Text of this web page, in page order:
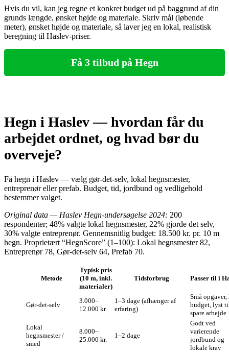
Hvis du vil, kan jeg regne et konkret budget ud på baggrund af din
grunds længde, ønsket højde og materiale. Skriv mål (løbende
meter), ønsket højde og materiale, så laver jeg en lokal, realistisk
beregning til Haslev-priser.
Få 3 tilbud på Hegn
Hegn i Haslev — hvordan får du
arbejdet ordnet, og hvad bør du
overveje?
Få hegn i Haslev — vælg gør‑det‑selv, lokal hegnsmester,
entreprenør eller prefab. Budget, tid, jordbund og vedligehold
bestemmer valget.
Original data — Haslev Hegn‑undersøgelse 2024: 200
respondenter; 48% valgte lokal hegnsmester, 22% gjorde det selv,
30% valgte entreprenør. Gennemsnitlig budget: 18.500 kr. pr. 10 m
hegn. Proprietært “HegnScore” (1–100): Lokal hegnsmester 82,
Entreprenør 78, Gør‑det‑selv 64, Prefab 70.
Metode
Typisk pris
(10 m, inkl.
materialer)
Tidsforbrug Passer til i
Gør‑det‑selv
3.000–
12.000 kr.
1–3 dage (afhænger af
erfaring)
Små
budget, lyst
spare arbejde
Lokal
hegnsmester /
smed
8.000–
25.000 kr.
1–2 dage
Godt ved
varierende
jordbund og
lokale krav